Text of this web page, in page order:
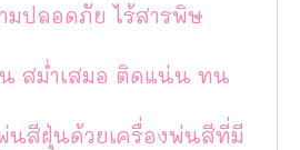
มปลอดภัย ไร้สารพิษ
สม่ำเสมอ ติดแน่น ทน
นสีฝุ่นด้วยเครื่องพ่นสีที่มี